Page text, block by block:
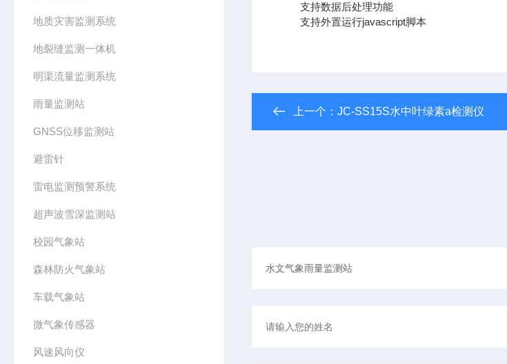
地质灾害监测系统
地裂缝监测一体机
明渠流量监测系统
雨量监测站
GNSS位移监测站
避雷针
雷电监测预警系统
超声波雪深监测站
校园气象站
森林防火气象站
车载气象站
微气象传感器
风速风向仪
支持数据后处理功能
支持外置运行javascript脚本
上一个： JC-SS15S水中叶绿素a检测仪